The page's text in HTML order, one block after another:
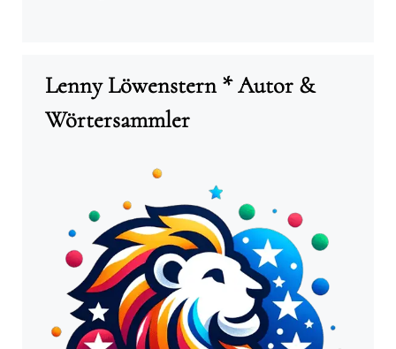
Lenny Löwenstern * Autor &
Wörtersammler